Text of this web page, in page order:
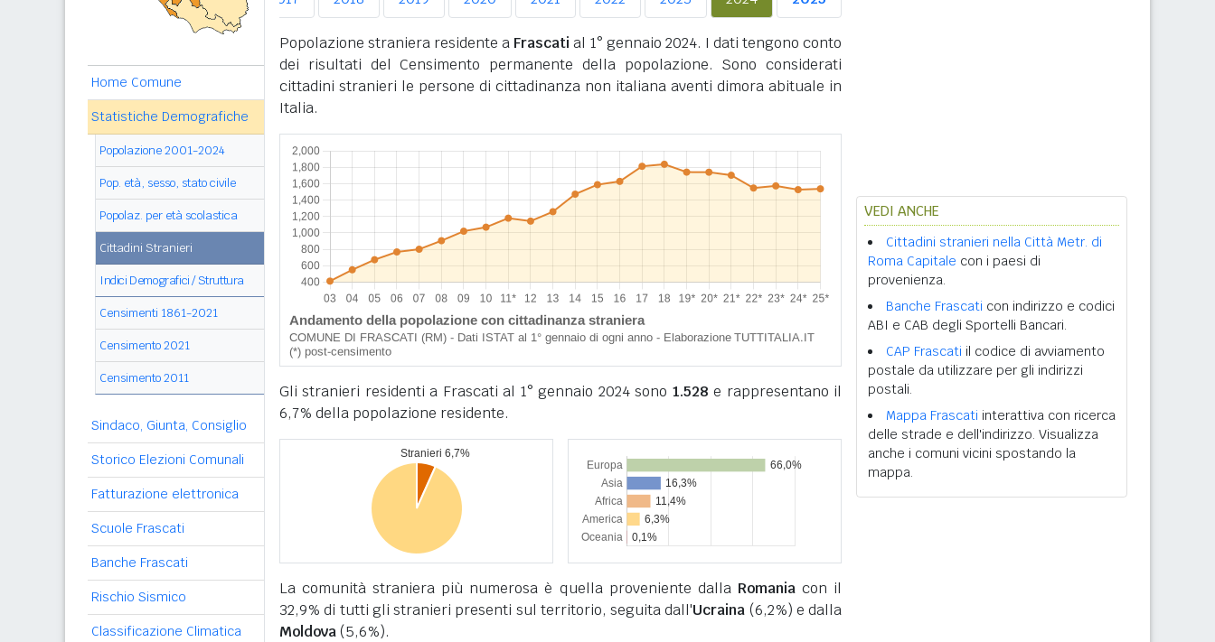
Home Comune
Statistiche Demografiche
Popolazione 2001-2024
Pop. età, sesso, stato civile
Popolaz. per età scolastica
Cittadini Stranieri
Indici Demografici / Struttura
Censimenti 1861-2021
Censimento 2021
Censimento 2011
Sindaco, Giunta, Consiglio
Storico Elezioni Comunali
Fatturazione elettronica
Scuole Frascati
Banche Frascati
Rischio Sismico
Classificazione Climatica
Popolazione straniera residente a Frascati al 1° gennaio 2024. I dati tengono conto
dei risultati del Censimento permanente della popolazione. Sono considerati
cittadini stranieri le persone di cittadinanza non italiana aventi dimora abituale in
Italia.
Gli stranieri residenti a Frascati al 1° gennaio 2024 sono 1.528 e rappresentano il
6,7% della popolazione residente.
La comunità straniera più numerosa è quella proveniente dalla Romaniacon il
32,9% di tutti gli stranieri presenti sul territorio, seguita dall'Ucraina (6,2%) e dalla
Moldova(5,6%).
VEDI ANCHE
Cittadini stranieri nella Città Metr. di
Roma Capitale con i paesi di
provenienza.
Banche Frascati con indirizzo e codici
ABI e CAB degli Sportelli Bancari.
CAP Frascati il codice di avviamento
postale da utilizzare per gli indirizzi
postali.
Mappa Frascati interattiva con ricerca
delle strade e dell'indirizzo. Visualizza
anche i comuni vicini spostando la
mappa.